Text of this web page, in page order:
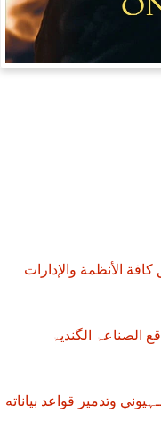
الأنظمة والإدارات
وتدمير قواعد بياناته